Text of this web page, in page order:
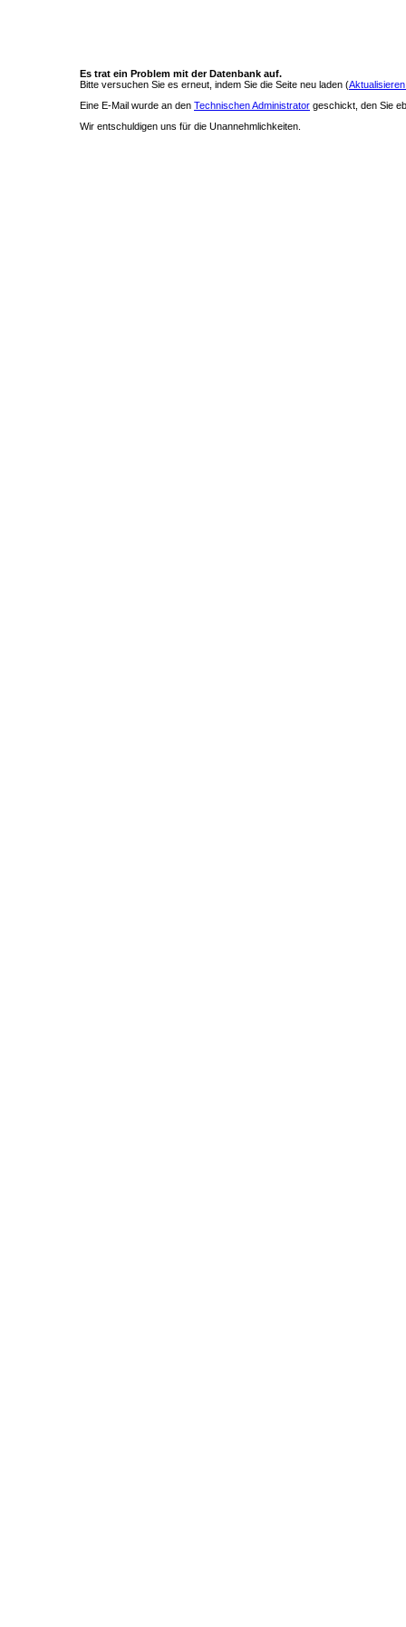
Es trat ein Problem mit der Datenbank auf.
Bitte versuchen Sie es erneut, indem Sie die Seite neu laden (
Eine E-Mail wurde an den Technischen Administrator geschickt, den Sie
Wir entschuldigen uns für die Unannehmlichkeiten.